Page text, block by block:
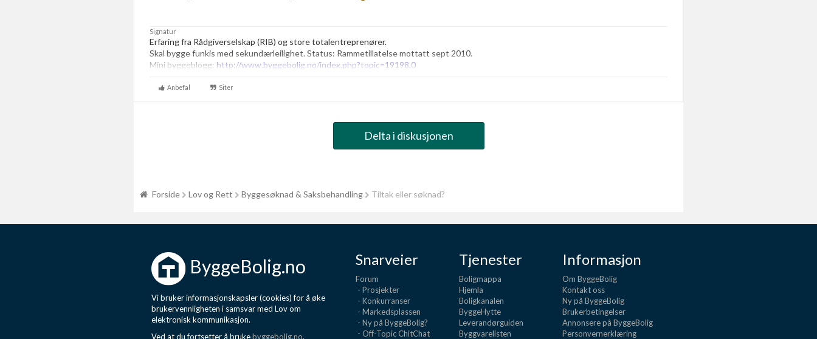
Signatur
Erfaring fra Rådgiverselskap (RIB) og store totalentreprenører.
Skal bygge funkis med sekundærleilighet. Status: Rammetillatelse mottatt sept 2010.
Mini byggeblogg: http://www.byggebolig.no/index.php?topic=19198.0
Anbefal Siter
Delta i diskusjonen
Forside Lov og Rett Byggesøknad & Saksbehandling Tiltak eller søknad?
ByggeBolig.no
Vi bruker informasjonskapsler (cookies) for å øke
brukervennligheten i samsvar med Lov om
elektronisk kommunikasjon.
Ved at du fortsetter å brukebyggebolig.no,
Snarveier
Forum
- Prosjekter
- Konkurranser
- Markedsplassen
- Ny på ByggeBolig?
- Off-Topic ChitChat
Tjenester
Boligmappa
Hjemla
Boligkanalen
ByggeHytte
Leverandørguiden
Byggvarelisten
Informasjon
Om ByggeBolig
Kontakt oss
Ny på ByggeBolig
Brukerbetingelser
Annonsere på ByggeBolig
Personvernerklæring